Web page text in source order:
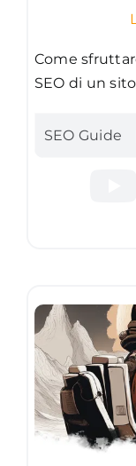
Come
SEO di un
SEO Guide